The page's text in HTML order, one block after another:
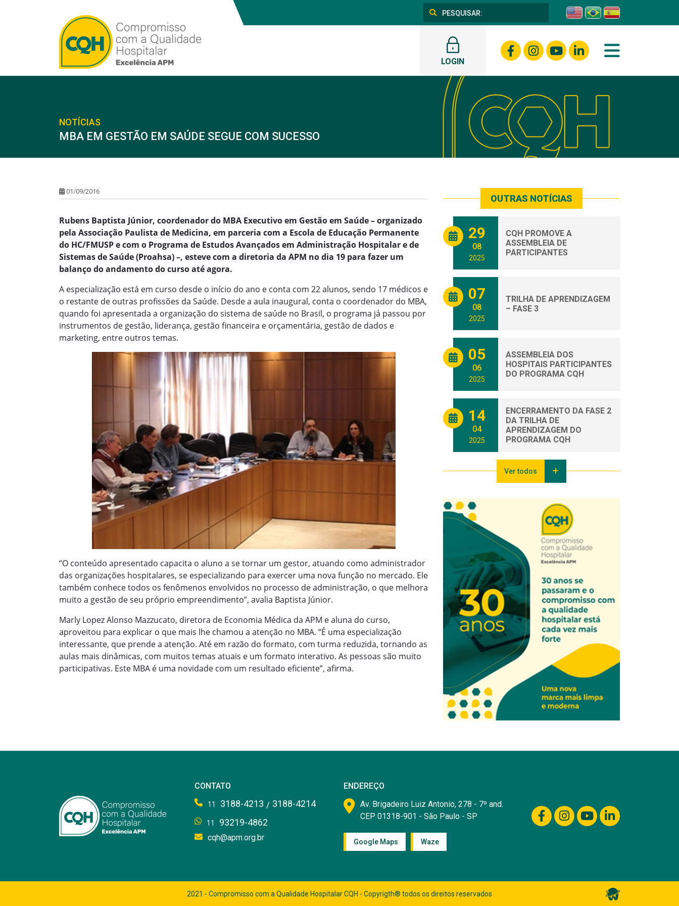
LOGIN
NOTÍCIAS
MBA EM GESTÃO EM SAÚDE SEGUE COM SUCESSO
01/09/2016
Rubens Baptista Júnior, coordenador do MBA Executivo em Gestão em Saúde – organizado
pela Associação Paulista de Medicina, em parceria com a Escola de Educação Permanente
do HC/FMUSP e com o Programa de Estudos Avançados em Administração Hospitalar e de
Sistemas de Saúde (Proahsa) –, esteve com a diretoria da APM no dia 19 para fazer um
balanço do andamento do curso até agora.
A especialização está em curso desde o início do ano e conta com 22 alunos, sendo 17 médicos e
o restante de outras profissões da Saúde. Desde a aula inaugural, conta o coordenador do MBA,
quando foi apresentada a organização do sistema de saúde no Brasil, o programa já passou por
instrumentos de gestão, liderança, gestão financeira e orçamentária, gestão de dados e
marketing, entre outros temas.
“O conteúdo apresentado capacita o aluno a se tornar um gestor, atuando como administrador
das organizações hospitalares, se especializando para exercer uma nova função no mercado. Ele
também conhece todos os fenômenos envolvidos no processo de administração, o que melhora
muito a gestão de seu próprio empreendimento”, avalia Baptista Júnior.
Marly Lopez Alonso Mazzucato, diretora de Economia Médica da APM e aluna do curso,
aproveitou para explicar o que mais lhe chamou a atenção no MBA. “É uma especialização
interessante, que prende a atenção. Até em razão do formato, com turma reduzida, tornando as
aulas mais dinâmicas, com muitos temas atuais e um formato interativo. As pessoas são muito
participativas. Este MBA é uma novidade com um resultado eficiente”, afirma.
OUTRAS NOTÍCIAS
29
08
2025
CQH PROMOVE A
ASSEMBLEIA DE
PARTICIPANTES
07
08
2025
TRILHA DE APRENDIZAGEM
– FASE 3
05
06
2025
ASSEMBLEIA DOS
HOSPITAIS PARTICIPANTES
DO PROGRAMA CQH
14
04
2025
ENCERRAMENTO DA FASE 2
DA TRILHA DE
APRENDIZAGEM DO
PROGRAMA CQH
Ver todos
CONTATO
11 3188-4213 / 3188-4214
11 93219-4862
cqh@apm.org.br
ENDEREÇO
Av. Brigadeiro Luiz Antonio, 278 - 7º and.
CEP 01318-901 - São Paulo - SP
Google Maps Waze
2021 - Compromisso com a Qualidade Hospitalar CQH - Copyrigth® todos os direitos reservados